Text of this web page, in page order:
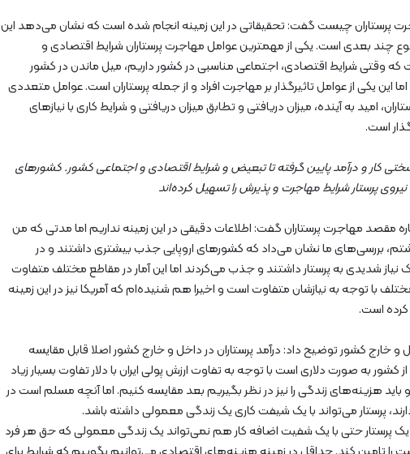
پرستاران چیست گفت: تحقیقاتی در این زمینه انجام شده است که نشان می‌دهد این
چند بعدی است. یکی از مهمترین عوامل مهاجرت پرستاران شرایط اقتصادی و
وقتی شرایط اقتصادی، اجتماعی مناسبی در کشور داریم، میل ماندن در کشور
یکی از عوامل تاثیرگذار بر مهاجرت افراد و از جمله پرستاران است. عوامل متعددی
امید به آینده، میزان دریافتی و تطابق میزان دریافتی و شرایط کاری با نیازهای
است.
کار و درآمد پایین گرفته تا تبعیض و شرایط اقتصادی و اجتماعی کشور. کشورهای
پرستار شرایط مهاجرت و پذیرش را تسهیل کرده‌اند
مقصد مهاجرت پرستاران گفت: اطلاعات دقیقی در این زمینه نداریم اما مدتی که من
بررسی‌های ما نشان می‌داد که کشورهای اروپایی جذب بیشتری داشتند و در
نیاز شدیدی به پرستار داشتند و جذب می‌کردند اما این آمار در مقاطع مختلف متفاوت
با توجه به نیازشان متفاوت است و اخیرا هم شنیده‌ام که آمریکا نیز در این زمینه
کرده است.
و خارج کشور توضیح داد: درآمد پرستاران در داخل و خارج کشور اصلا قابل مقایسه
کشور به صورت دلاری است با توجه به تفاوت ارزش پولی ایران با دلار تفاوت بسیار زیاد
هزینه‌های زندگی را نیز در نظر بگیریم بعد مقایسه کنیم. اما آنچه مسلم است در
پرستار می‌تواند با یک شیفت کاری یک زندگی معمولی داشته باشد.
و یک پرستار حتی با یک شفیت اضافه کار هم نمی‌تواند یک زندگی معمولی که حق هر فرد